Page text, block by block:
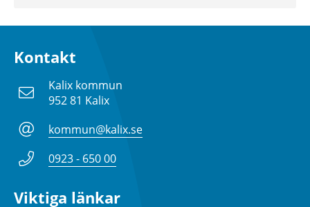
Kontakt
Kalix kommun
952 81 Kalix
kommun@kalix.se
0923 - 650 00
Viktiga länkar